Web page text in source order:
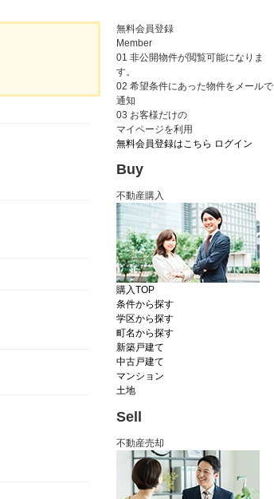
無料会員登録
Member
01 非公開物件が閲覧可能になりま
す。
02 希望条件にあった物件をメールで
通知
03 お客様だけの
マイページを利用
無料会員登録はこちら ログイン
Buy
不動産購入
購入TOP
条件から探す
学区から探す
町名から探す
新築戸建て
中古戸建て
マンション
土地
Sell
不動産売却